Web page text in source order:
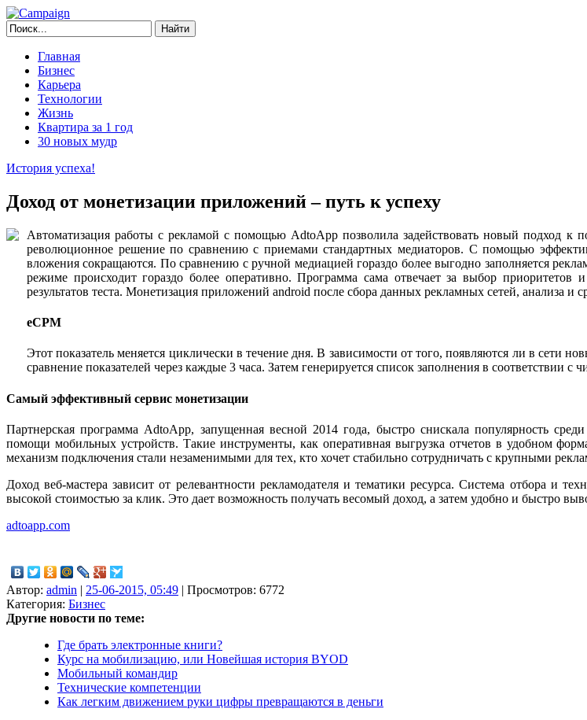
Главная
Бизнес
Карьера
Технологии
Жизнь
Квартира за 1 год
30 новых мудр
История успеха!
Доход от монетизации приложений – путь к успеху
Автоматизация работы с рекламой с помощью AdtoApp позволила задействовать новый подход
революционное решение по сравнению с приемами стандартных медиаторов. С помощью
вложения сокращаются. По сравнению с ручной медиацией гораздо более выгодно заполняется
режиме происходит гораздо более оперативно. Программа сама отвечает за выбор приоритетов
результатов теста. Монетизация приложений android после сбора данных рекламных сетей, анализа
eCPM
Этот показатель меняется циклически в течение дня. В зависимости от того, появляются ли в сети
сравнение показателей через каждые 3 часа. Затем генерируется список заполнения в соответствии с
Самый эффективный сервис монетизации
Партнерская программа AdtoApp, запущенная весной 2014 года, быстро снискала популярность
помощи мобильных устройств. Такие инструменты, как оперативная выгрузка отчетов в удобном
механизм подключения стали незаменимыми для тех, кто хочет стабильно сотрудничать с крупными
Доход веб-мастера зависит от релевантности рекламодателя и тематики ресурса. Система отбора и
высокой стоимостью за клик. Это дает возможность получать весомый доход, а затем удобно и быстро
adtoapp.com
Автор: admin | 25-06-2015, 05:49 | Просмотров: 6772
Категория: Бизнес
Другие новости по теме:
Где брать электронные книги?
Курс на мобилизацию, или Новейшая история BYOD
Мобильный командир
Технические компетенции
Как легким движением руки цифры превращаются в деньги